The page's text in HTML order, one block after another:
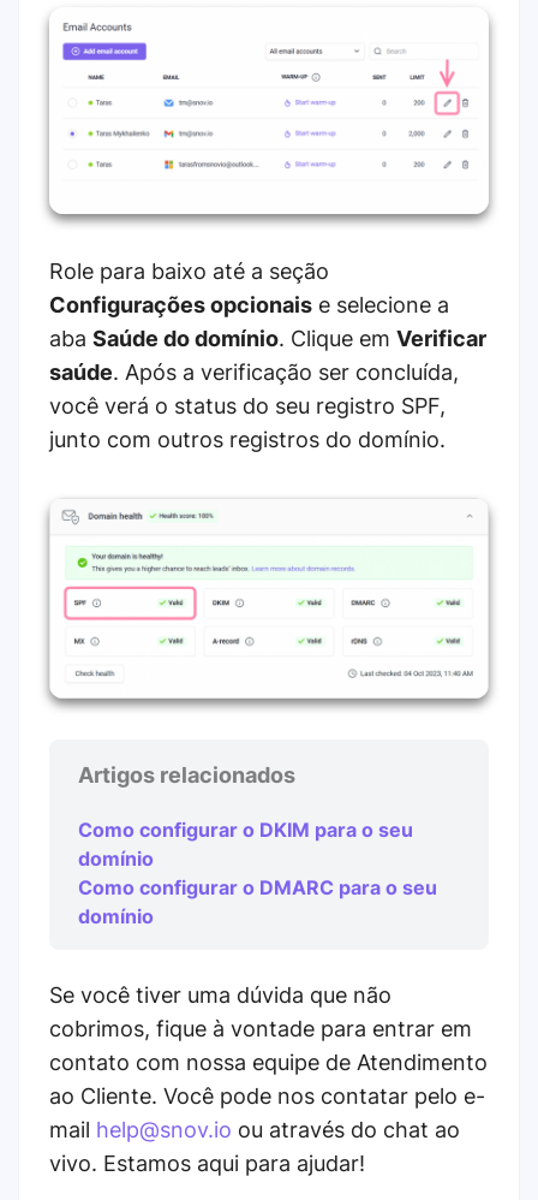
Role para baixo até a seção
Configurações opcionais e selecione a
aba Saúde do domínio. Clique em Verificar
saúde. Após a verificação ser concluída,
você verá o status do seu registro SPF,
junto com outros registros do domínio.
Artigos relacionados
Como configurar o DKIM para o seu
domínio
Como configurar o DMARC para o seu
domínio
Se você tiver uma dúvida que não
cobrimos, fique à vontade para entrar em
contato com nossa equipe de Atendimento
ao Cliente. Você pode nos contatar pelo e-
mail help@snov.io ou através do chat ao
vivo. Estamos aqui para ajudar!